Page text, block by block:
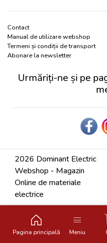
Contact
Manual de utilizare webshop
Termeni și condiții de transport
Abonare la newsletter
Urmăriți-ne și pe
2026 Dominant Electric
Webshop - Magazin
Online de materiale
electrice
Pagina principală Meniu